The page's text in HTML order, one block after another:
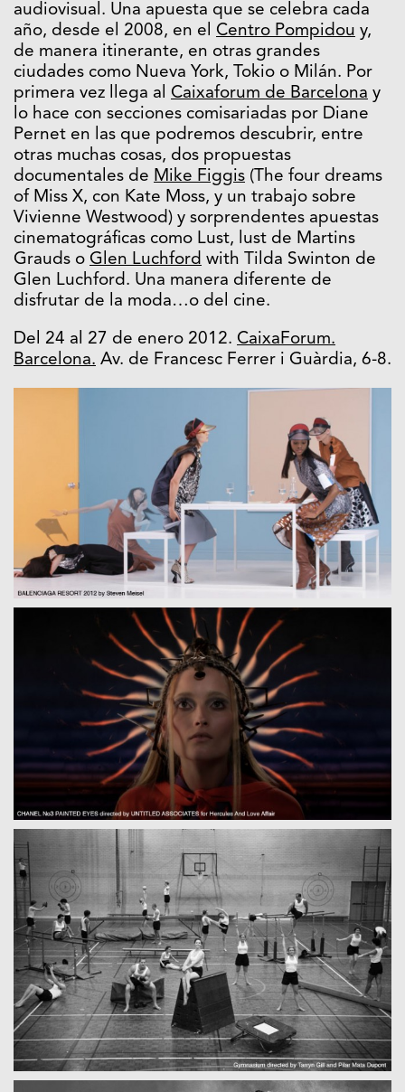
audiovisual. Una apuesta que se celebra cada
año, desde el 2008, en el Centro Pompidou y,
de manera itinerante, en otras grandes
ciudades como Nueva York, Tokio o Milán. Por
primera vez llega al Caixaforum de Barcelona y
lo hace con secciones comisariadas por Diane
Pernet en las que podremos descubrir, entre
otras muchas cosas, dos propuestas
documentales de Mike Figgis (The four dreams
of Miss X, con Kate Moss, y un trabajo sobre
Vivienne Westwood) y sorprendentes apuestas
cinematográficas como Lust, lust de Martins
Grauds o Glen Luchford with Tilda Swinton de
Glen Luchford. Una manera diferente de
disfrutar de la moda…o del cine.
Del 24 al 27 de enero 2012. CaixaForum.
Barcelona. Av. de Francesc Ferrer i Guàrdia, 6-8.